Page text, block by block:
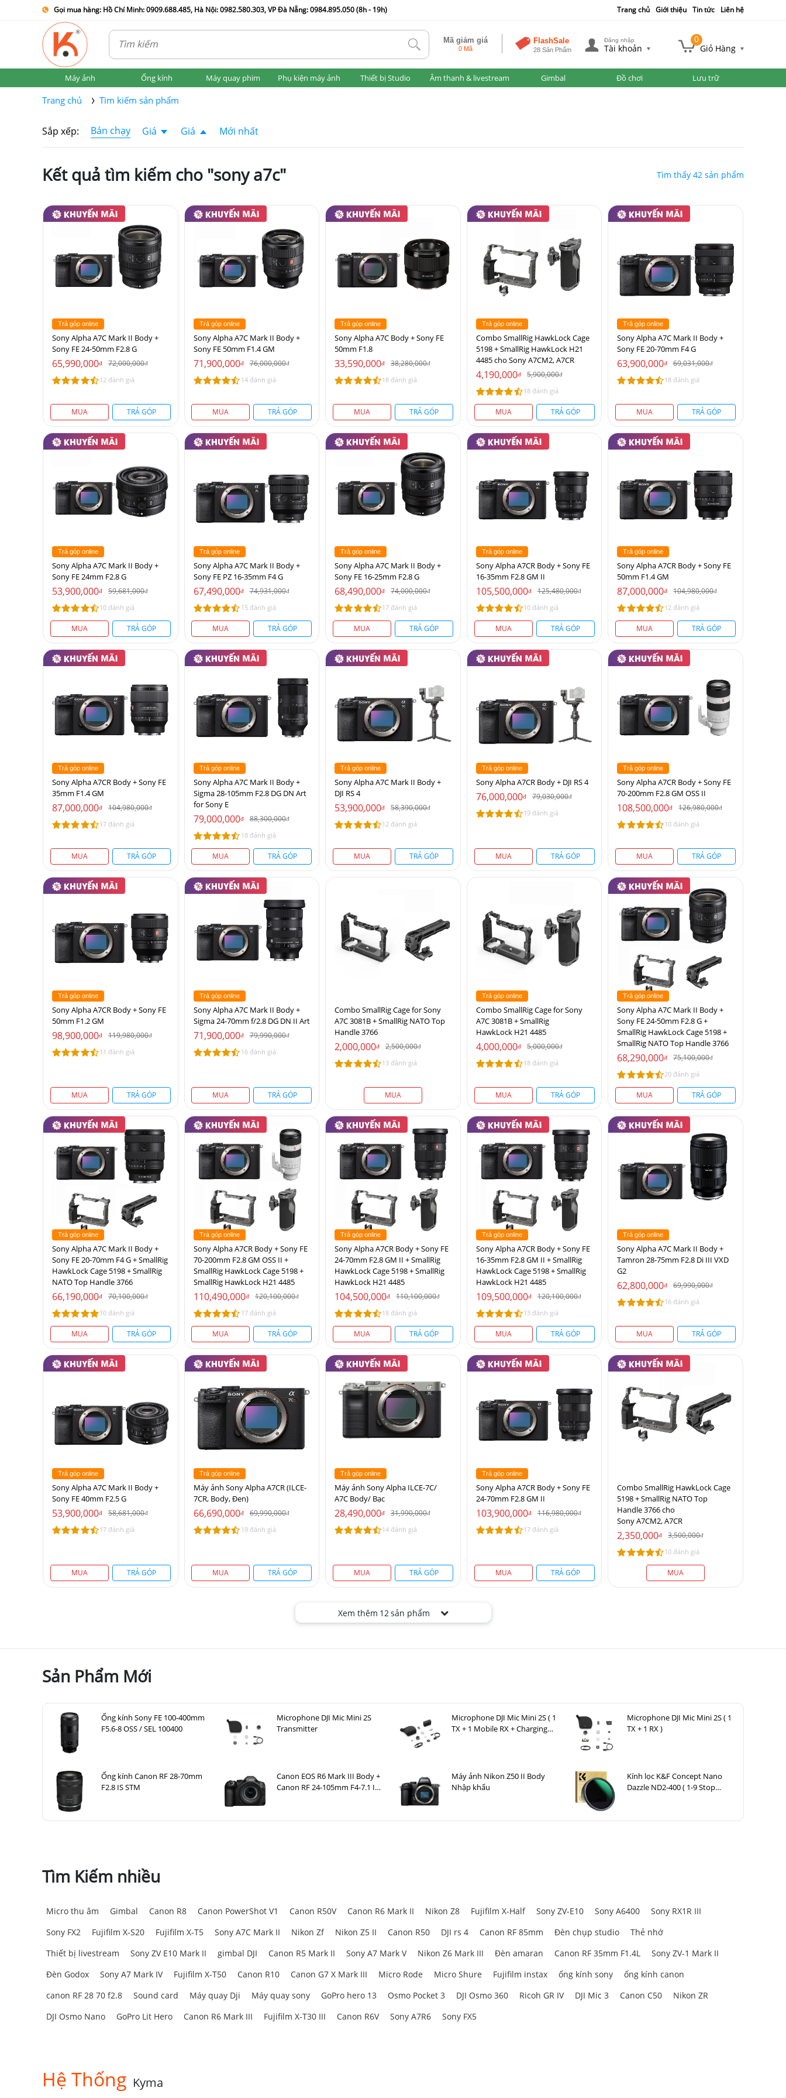
Gọi mua hàng: Hồ Chí Minh: 0909.688.485, Hà Nội: 0982.580.303, VP Đà Nẵng: 0984.895.050 (8h - 19h) Trang chủ Giới thiệu Tin tức Liên hệ
tlk Mã giảm giá
0 Mã
FlashSale
28 Sản Phẩm
Đăng nhập
Tài khoản
0
Giỏ Hàng
Máy ảnh Ống kính Máy quay phim Phụ kiện máy ảnh Thiết bị Studio Âm thanh & livestream Gimbal Đồ chơi Lưu trữ
Trang chủ Tìm kiếm sản phẩm
Sắp xếp: Bán chạy Giá Giá Mới nhất
Kết quả tìm kiếm cho "sony a7c" Tìm thấy 42 sản phẩm
Trả góp online
Sony Alpha A7C Mark II Body +
Sony FE 24-50mm F2.8 G
65,990,000đ 72,000,000đ
12 đánh giá
MUA TRẢ GÓP
Trả góp online
Sony Alpha A7C Mark II Body +
Sony FE 50mm F1.4 GM
71,900,000đ 76,000,000đ
14 đánh giá
MUA TRẢ GÓP
Trả góp online
Sony Alpha A7C Body + Sony FE
50mm F1.8
33,590,000đ 38,280,000đ
18 đánh giá
MUA TRẢ GÓP
Trả góp online
Combo SmallRig HawkLock Cage
5198 + SmallRig HawkLock H21
4485 cho Sony A7CM2, A7CR
4,190,000đ 5,900,000đ
18 đánh giá
MUA TRẢ GÓP
Trả góp online
Sony Alpha A7C Mark II Body +
Sony FE 20-70mm F4 G
63,900,000đ 69,031,000đ
18 đánh giá
MUA TRẢ GÓP
Trả góp online
Sony Alpha A7C Mark II Body +
Sony FE 24mm F2.8 G
53,900,000đ 59,681,000đ
10 đánh giá
MUA TRẢ GÓP
Trả góp online
Sony Alpha A7C Mark II Body +
Sony FE PZ 16-35mm F4 G
67,490,000đ 74,931,000đ
15 đánh giá
MUA TRẢ GÓP
Trả góp online
Sony Alpha A7C Mark II Body +
Sony FE 16-25mm F2.8 G
68,490,000đ 74,000,000đ
17 đánh giá
MUA TRẢ GÓP
Trả góp online
Sony Alpha A7CR Body + Sony FE
16-35mm F2.8 GM II
105,500,000đ 125,480,000đ
10 đánh giá
MUA TRẢ GÓP
Trả góp online
Sony Alpha A7CR Body + Sony FE
50mm F1.4 GM
87,000,000đ 104,980,000đ
12 đánh giá
MUA TRẢ GÓP
Trả góp online
Sony Alpha A7CR Body + Sony FE
35mm F1.4 GM
87,000,000đ 104,980,000đ
17 đánh giá
MUA TRẢ GÓP
Trả góp online
Sony Alpha A7C Mark II Body +
Sigma 28-105mm F2.8 DG DN Art
for Sony E
79,000,000đ 88,300,000đ
18 đánh giá
MUA TRẢ GÓP
Trả góp online
Sony Alpha A7C Mark II Body +
DJI RS 4
53,900,000đ 58,390,000đ
12 đánh giá
MUA TRẢ GÓP
Trả góp online
Sony Alpha A7CR Body + DJI RS 4
76,000,000đ 79,030,000đ
19 đánh giá
MUA TRẢ GÓP
Trả góp online
Sony Alpha A7CR Body + Sony FE
70-200mm F2.8 GM OSS II
108,500,000đ 126,980,000đ
10 đánh giá
MUA TRẢ GÓP
Trả góp online
Sony Alpha A7CR Body + Sony FE
50mm F1.2 GM
98,900,000đ 119,980,000đ
11 đánh giá
MUA TRẢ GÓP
Trả góp online
Sony Alpha A7C Mark II Body +
Sigma 24-70mm f/2.8 DG DN II Art
71,900,000đ 79,990,000đ
16 đánh giá
MUA TRẢ GÓP
Combo SmallRig Cage for Sony
A7C 3081B + SmallRig NATO Top
Handle 3766
2,000,000đ 2,500,000đ
13 đánh giá
MUA
Trả góp online
Combo SmallRig Cage for Sony
A7C 3081B + SmallRig
HawkLock H21 4485
4,000,000đ 5,000,000đ
18 đánh giá
MUA TRẢ GÓP
Trả góp online
Sony Alpha A7C Mark II Body +
Sony FE 24-50mm F2.8 G +
SmallRig HawkLock Cage 5198 +
SmallRig NATO Top Handle 3766
68,290,000đ 75,100,000đ
20 đánh giá
MUA TRẢ GÓP
Trả góp online
Sony Alpha A7C Mark II Body +
Sony FE 20-70mm F4 G + SmallRig
HawkLock Cage 5198 + SmallRig
NATO Top Handle 3766
66,190,000đ 70,100,000đ
10 đánh giá
MUA TRẢ GÓP
Trả góp online
Sony Alpha A7CR Body + Sony FE
70-200mm F2.8 GM OSS II +
SmallRig HawkLock Cage 5198 +
SmallRig HawkLock H21 4485
110,490,000đ 120,100,000đ
17 đánh giá
MUA TRẢ GÓP
Trả góp online
Sony Alpha A7CR Body + Sony FE
24-70mm F2.8 GM II + SmallRig
HawkLock Cage 5198 + SmallRig
HawkLock H21 4485
104,500,000đ 110,100,000đ
18 đánh giá
MUA TRẢ GÓP
Trả góp online
Sony Alpha A7CR Body + Sony FE
16-35mm F2.8 GM II + SmallRig
HawkLock Cage 5198 + SmallRig
HawkLock H21 4485
109,500,000đ 120,100,000đ
13 đánh giá
MUA TRẢ GÓP
Trả góp online
Sony Alpha A7C Mark II Body +
Tamron 28-75mm F2.8 Di III VXD
G2
62,800,000đ 69,990,000đ
16 đánh giá
MUA TRẢ GÓP
Trả góp online
Sony Alpha A7C Mark II Body +
Sony FE 40mm F2.5 G
53,900,000đ 58,681,000đ
17 đánh giá
MUA TRẢ GÓP
Trả góp online
Máy ảnh Sony Alpha A7CR (ILCE-
7CR, Body, Đen)
66,690,000đ 69,990,000đ
19 đánh giá
MUA TRẢ GÓP
Trả góp online
Máy ảnh Sony Alpha ILCE-7C/
A7C Body/ Bạc
28,490,000đ 31,990,000đ
14 đánh giá
MUA TRẢ GÓP
Trả góp online
Sony Alpha A7CR Body + Sony FE
24-70mm F2.8 GM II
103,900,000đ 116,980,000đ
17 đánh giá
MUA TRẢ GÓP
Combo SmallRig HawkLock Cage
5198 + SmallRig NATO Top
Handle 3766 cho
Sony A7CM2, A7CR
2,350,000đ 3,500,000đ
10 đánh giá
MUA
Xem thêm 12 sản phẩm
Sản Phẩm Mới
Ống kính Sony FE 100-400mm
F5.6-8 OSS / SEL 100400
Microphone DJI Mic Mini 2S
Transmitter
Microphone DJI Mic Mini 2S ( 1
TX + 1 Mobile RX + Charging
Microphone DJI Mic Mini 2S ( 1
TX + 1 RX )
Ống kính Canon RF 28-70mm
F2.8 IS STM
Canon EOS R6 Mark III Body +
Canon RF 24-105mm F4-7.1 IS
Máy ảnh Nikon Z50 II Body
Nhập khẩu
Kính lọc K&F Concept Nano
Dazzle ND2-400 ( 1-9 Stop
Tìm Kiếm nhiều
Micro thu âm Gimbal Canon R8 Canon PowerShot V1 Canon R50V Canon R6 Mark II Nikon Z8 Fujifilm X-Half Sony ZV-E10 Sony A6400
Sony RX1R III
Sony FX2
Fujifilm X-S20 Fujifilm X-T5 Sony A7C Mark II Nikon Zf Nikon Z5 II Canon R50 DJI rs 4 Canon RF 85mm Đèn chụp studio
Thẻ nhớ
Thiết bị livestream
Sony ZV E10 Mark II gimbal DJI Canon R5 Mark II Sony A7 Mark V Nikon Z6 Mark III Đèn amaran Canon RF 35mm F1.4L
Sony ZV-1 Mark II
Đèn Godox
Sony A7 Mark IV Fujifilm X-T50 Canon R10 Canon G7 X Mark III Micro Rode Micro Shure Fujifilm instax ống kính sony
ống kính canon
canon RF 28 70 f2.8
Sound card Máy quay Dji Máy quay sony GoPro hero 13 Osmo Pocket 3 DJI Osmo 360 Ricoh GR IV DJI Mic 3 Canon C50
Nikon ZR
DJI Osmo Nano
GoPro Lit Hero Canon R6 Mark III Fujifilm X-T30 III Canon R6V Sony A7R6 Sony FX5
Hệ Thống Kyma